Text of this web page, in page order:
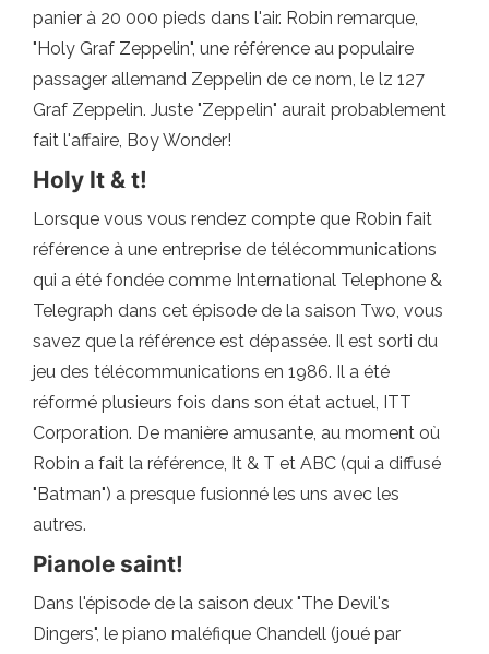
panier à 20 000 pieds dans l'air. Robin remarque,
"Holy Graf Zeppelin", une référence au populaire
passager allemand Zeppelin de ce nom, le lz 127
Graf Zeppelin. Juste "Zeppelin" aurait probablement
fait l'affaire, Boy Wonder!
Holy It & t!
Lorsque vous vous rendez compte que Robin fait
référence à une entreprise de télécommunications
qui a été fondée comme International Telephone &
Telegraph dans cet épisode de la saison Two, vous
savez que la référence est dépassée. Il est sorti du
jeu des télécommunications en 1986. Il a été
réformé plusieurs fois dans son état actuel, ITT
Corporation. De manière amusante, au moment où
Robin a fait la référence, It & T et ABC (qui a diffusé
"Batman") a presque fusionné les uns avec les
autres.
Pianole saint!
Dans l'épisode de la saison deux "The Devil's
Dingers", le piano maléfique Chandell (joué par